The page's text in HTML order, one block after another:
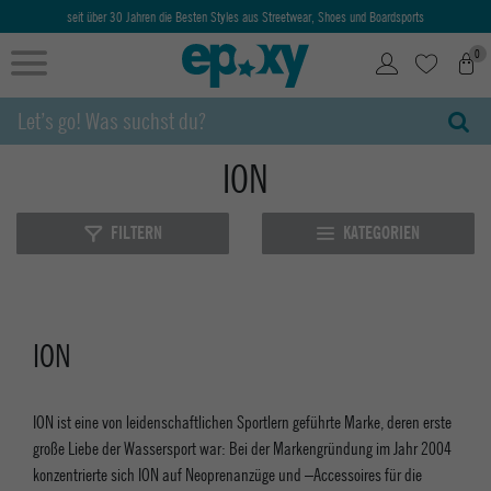
seit über 30 Jahren die Besten Styles aus Streetwear, Shoes und Boardsports
0
ION
FILTERN KATEGORIEN
ION
ION ist eine von leidenschaftlichen Sportlern geführte Marke, deren erste
große Liebe der Wassersport war: Bei der Markengründung im Jahr 2004
konzentrierte sich ION auf Neoprenanzüge und –Accessoires für die